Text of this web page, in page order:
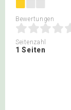
Bewertungen
Seitenzahl
1 Seiten